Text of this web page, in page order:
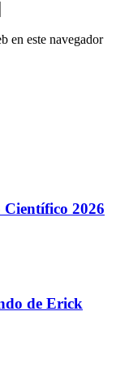
en este navegador
2026
de Erick